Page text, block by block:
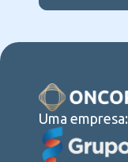
Uma empresa: